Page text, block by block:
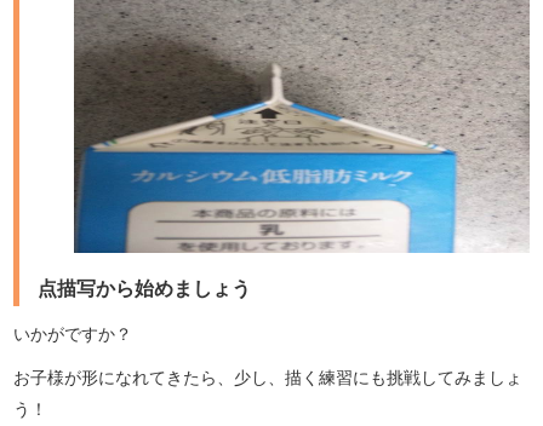
点描写から始めましょう
いかがですか？
お子様が形になれてきたら、少し、描く練習にも挑戦してみましょ
う！